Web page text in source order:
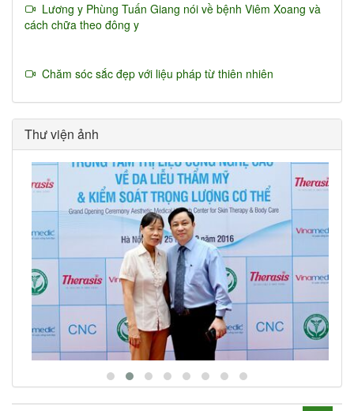
Lương y Phùng Tuấn Giang nói về bệnh Viêm Xoang và
cách chữa theo đông y
Chăm sóc sắc đẹp với liệu pháp từ thiên nhiên
Thư viện ảnh